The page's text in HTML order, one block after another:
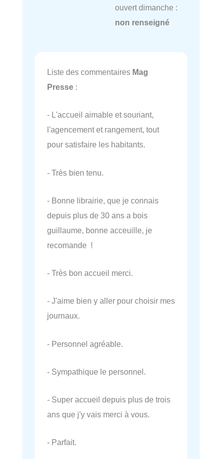
ouvert dimanche :
non renseigné
Liste des commentaires Mag
Presse :
- L'accueil aimable et souriant,
l'agencement et rangement, tout
pour satisfaire les habitants.
- Très bien tenu.
- Bonne librairie, que je connais
depuis plus de 30 ans a bois
guillaume, bonne acceuille, je
recomande !
- Très bon accueil merci.
- J'aime bien y aller pour choisir mes
journaux.
- Personnel agréable.
- Sympathique le personnel.
- Super accueil depuis plus de trois
ans que j'y vais merci à vous.
- Parfait.